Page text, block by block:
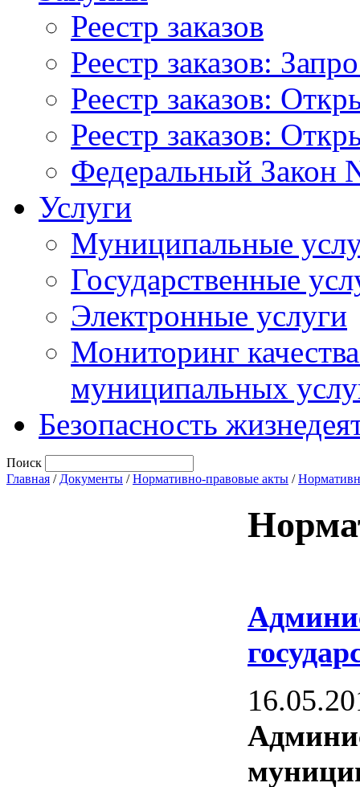
Реестр заказов
Реестр заказов:
Реестр заказов:
Реестр заказов:
Федеральный Закон
Услуги
Муниципальные
Государственные
Электронные услуги
Мониторинг
муниципальных
Безопасность
Поиск
Главная / Документы /Нормативно-правовые акты /